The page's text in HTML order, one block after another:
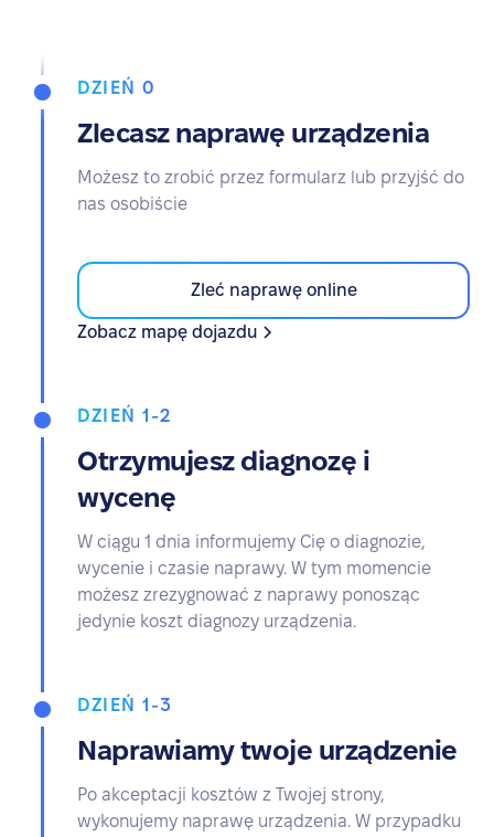
DZIEŃ 0
Zlecasz naprawę urządzenia
Możesz to zrobić przez formularz lub przyjść do
nas osobiście
Zleć naprawę online
Zobacz mapę dojazdu
DZIEŃ 1-2
Otrzymujesz diagnozę i
wycenę
W ciągu 1 dnia informujemy Cię o diagnozie,
wycenie i czasie naprawy. W tym momencie
możesz zrezygnować z naprawy ponosząc
jedynie koszt diagnozy urządzenia.
DZIEŃ 1-3
Naprawiamy twoje urządzenie
Po akceptacji kosztów z Twojej strony,
wykonujemy naprawę urządzenia. W przypadku